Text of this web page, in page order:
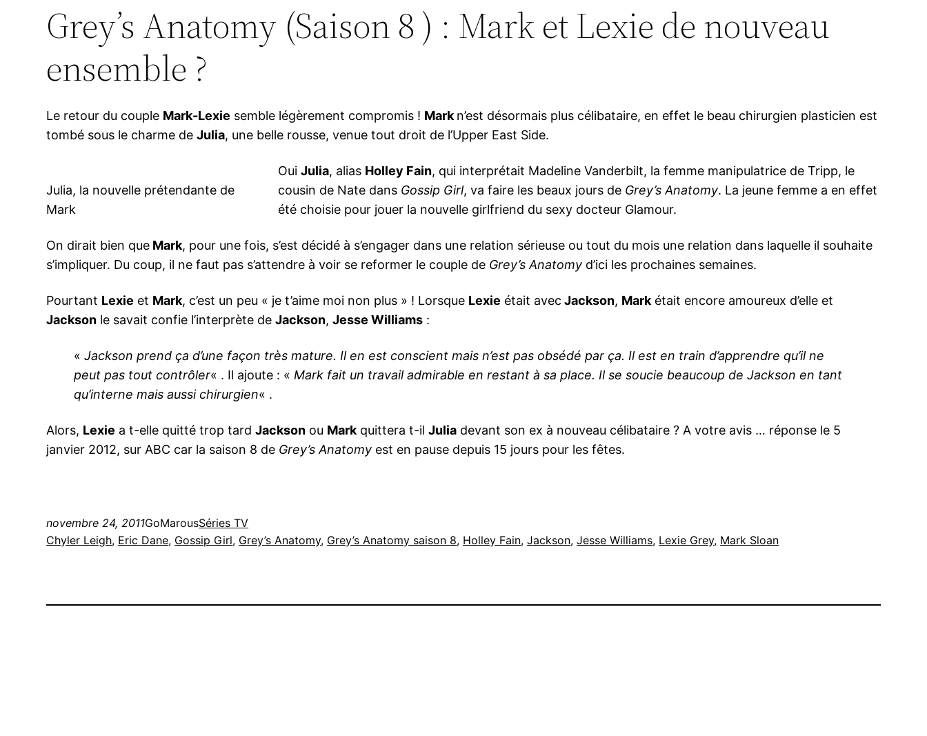
Grey’s Anatomy (Saison 8 ) : Mark et Lexie de nouveau
ensemble ?
Le retour du couple Mark-Lexie semble légèrement compromis ! Mark n’est désormais plus célibataire, en effet le beau chirurgien plasticien est
tombé sous le charme deJulia, une belle rousse, venue tout droit de l’Upper East Side.
Julia, la nouvelle prétendante de
Mark
OuiJulia, alias Holley Fain, qui interprétait Madeline Vanderbilt, la femme manipulatrice de Tripp, le
cousin de Nate dans Gossip Girl, va faire les beaux jours de Grey’s Anatomy. La jeune femme a en effet
été choisie pour jouer la nouvelle girlfriend du sexy docteur Glamour.
On dirait bien que Mark, pour une fois, s’est décidé à s’engager dans une relation sérieuse ou tout du mois une relation dans laquelle il souhaite
s’impliquer. Du coup, il ne faut pas s’attendre à voir se reformer le couple de Grey’s Anatomy d’ici les prochaines semaines.
Pourtant Lexie et Mark, c’est un peu « je t’aime moi non plus » ! Lorsque Lexie était avec Jackson, Mark était encore amoureux d’elle et
Jackson le savait confie l’interprète deJackson,Jesse Williams :
«Jackson prend ça d’une façon très mature. Il en est conscient mais n’est pas obsédé par ça. Il est en train d’apprendre qu’il ne
peut pas tout contrôler« . Il ajoute : « Mark fait un travail admirable en restant à sa place. Il se soucie beaucoup de Jackson en tant
qu’interne mais aussi chirurgien« .
Alors, Lexie a t-elle quitté trop tardJackson ou Mark quittera t-ilJulia devant son ex à nouveau célibataire ? A votre avis … réponse le 5
janvier 2012, sur ABC car la saison 8 de Grey’s Anatomy est en pause depuis 15 jours pour les fêtes.
novembre 24, 2011GoMarousSéries TV
Chyler Leigh, Eric Dane, Gossip Girl, Grey’s Anatomy, Grey’s Anatomy saison 8, Holley Fain, Jackson, Jesse Williams, Lexie Grey, Mark Sloan